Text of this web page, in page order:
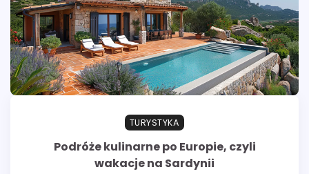
TURYSTYKA
Podróże kulinarne po Europie, czyli
wakacje na Sardynii